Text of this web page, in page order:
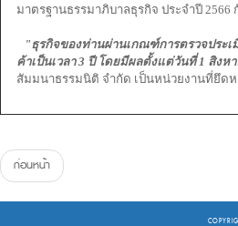
มาตรฐานธรรมาภิบาลธุรกิจ ประจำปี
"ธุรกิจของท่านผ่านเกณฑ์การตรวจประ
ค้าเป็นเวลา 3 ปี โดยมีผลตั้งแต่วันที่ 1 สิงห
สัมมนาธรรมนิติ จำกัด เป็นหน่วยงานที่ยึด
ก่อนหน้า